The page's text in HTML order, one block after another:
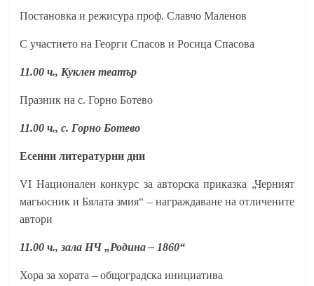
Постановка и режисура проф. Славчо Маленов
С участието на Георги Спасов и Росица Спасова
11.00 ч., Куклен театър
Празник на с. Горно Ботево
11.00 ч., с. Горно Ботево
Есенни литературни дни
VI Национален конкурс за авторска приказка „Черният
магьосник и Бялата змия“ – награждаване на отличените
автори
11.00 ч., зала НЧ „Родина – 1860“
Хора за хората – общоградска инициатива